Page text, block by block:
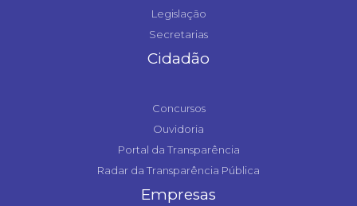
Legislação
Secretarias
Cidadão
Concursos
Ouvidoria
Portal da Transparência
Radar da Transparência Pública
Empresas